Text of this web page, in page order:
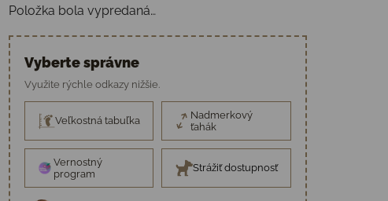
Položka bola vypredaná…
Vyberte správne
Využite rýchle odkazy nižšie.
Veľkostná tabuľka
Nadmerkový
ťahák
Vernostný
program
Strážiť dostupnosť